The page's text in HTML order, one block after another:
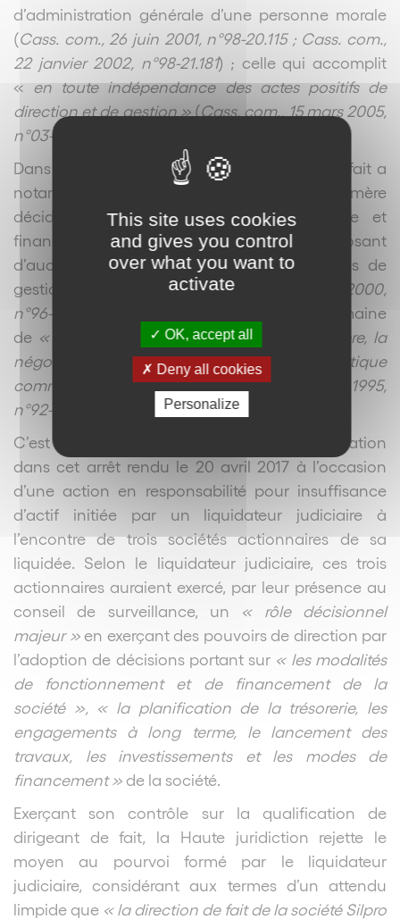
d’administration générale d’une personne morale
(Cass. com., 26 juin 2001, n°98-20.115 ; Cass. com.,
22 janvier 2002, n°98-21.181) ; celle qui accomplit
« en toute indépendance des actes positifs de
direction et de gestion »(Cass. com., 15 mars 2005,
n°03-19.577
Dans les groupes de sociétés, la direction de fait a
notamment été retenue lorsque la société mère
décide seule de la politique économique et
financière de sa filiale, cette dernière ne disposant
d’aucune autonomie à l’exception des actes de
gestion de la vie courante (Cass. com. 6 juin 2000,
n°96-21.134
) ou lorsqu’elle s’est réservée le domaine
de « l’organisation administrative et financière, la
négociation des contrats et la politique
commerciale »
(Cass. com., 19 décembre 1995,
n°92-20.116).
C’est la question soumise à la Cour de cassation
dans cet arrêt rendu le 20 avril 2017 à l’occasion
d’une action en responsabilité pour insuffisance
d’actif initiée par un liquidateur judiciaire à
l’encontre de trois sociétés actionnaires de sa
liquidée. Selon le liquidateur judiciaire, ces trois
actionnaires auraient exercé, par leur présence au
conseil de surveillance, un « rôle décisionnel
majeur »en exerçant des pouvoirs de direction par
l’adoption de décisions portant sur « les modalités
de fonctionnement et de financement de la
société », « la planification de la trésorerie, les
engagements à long terme, le lancement des
travaux, les investissements et les modes de
financement »de la société.
Exerçant son contrôle sur la qualification de
dirigeant de fait, la Haute juridiction rejette le
moyen au pourvoi formé par le liquidateur
judiciaire, considérant aux termes d’un attendu
limpide que « la direction de fait de la société Silpro
This site uses cookies
and gives you control
over what you want to
activate
OK, accept all
Deny all cookies
Personalize